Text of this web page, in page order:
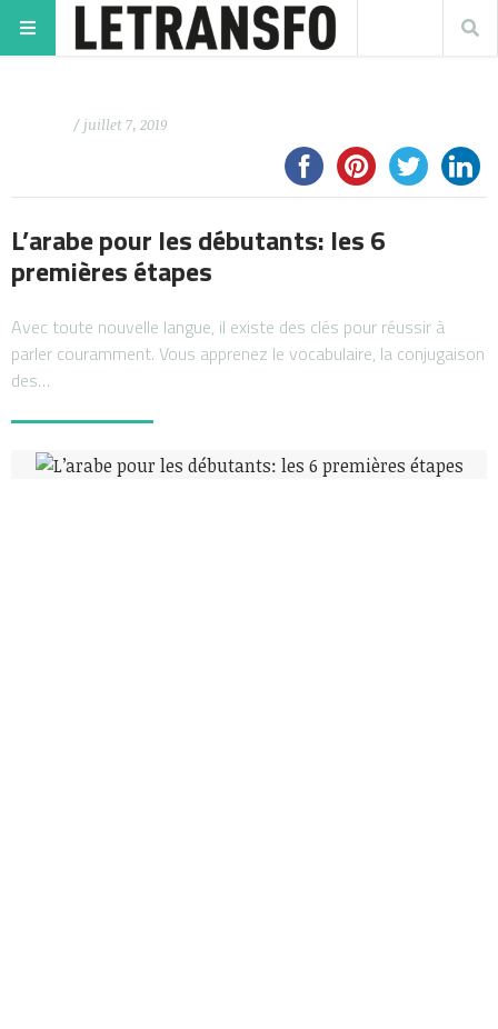
/ juillet 7, 2019
L’arabe pour les débutants: les 6
premières étapes
Avec toute nouvelle langue, il existe des clés pour réussir à
parler couramment. Vous apprenez le vocabulaire, la conjugaison
des…